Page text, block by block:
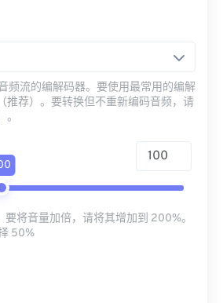
频流的编解码器。要使用最常用的编解
推荐）。要转换但不重新编码音频，请
要将音量加倍，请将其增加到 200%。
50%